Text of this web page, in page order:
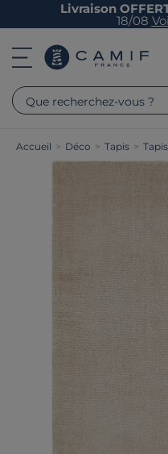
Livraison
18/08
Que recherchez-vous ?
Accueil > Déco > Tapis >